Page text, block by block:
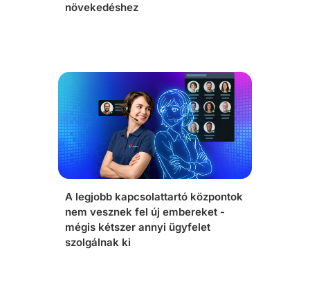
növekedéshez
A legjobb kapcsolattartó központok
nem vesznek fel új embereket -
mégis kétszer annyi ügyfelet
szolgálnak ki